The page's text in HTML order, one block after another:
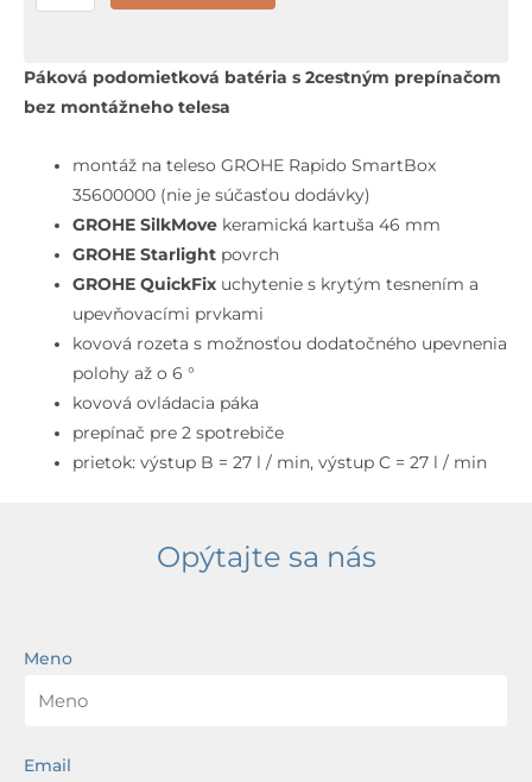
Grohe
Batéria
pod
pre
spotrebiče,
Cool
Sunrise
Páková podomietková batéria s 2cestným prepínačom
bez montážneho telesa
montáž na teleso GROHE Rapido SmartBox
35600000 (nie je súčasťou dodávky)
GROHE SilkMove keramická kartuša 46 mm
GROHE Starlight povrch
GROHE QuickFix uchytenie s krytým tesnením a
upevňovacími prvkami
kovová rozeta s možnosťou dodatočného upevnenia
polohy až o 6 °
kovová ovládacia páka
prepínač pre 2 spotrebiče
prietok: výstup B = 27 l / min, výstup C = 27 l / min
Opýtajte sa nás
Meno
Email